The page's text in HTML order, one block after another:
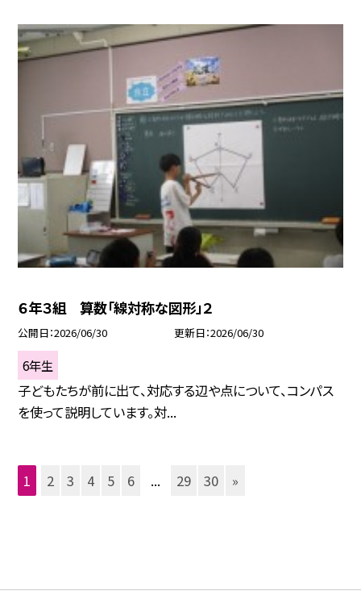
６年３組 算数「線対称な図形」２
公開日 2026/06/30 更新日 2026/06/30
6年生
子どもたちが前に出て、対応する辺や点について、コンパス
を使って説明しています。対...
1 2 3 4 5 6 ... 29 30 »